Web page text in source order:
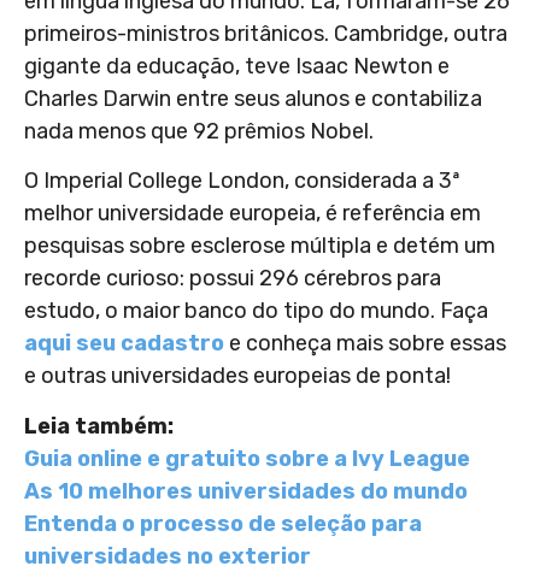
primeiros-ministros britânicos. Cambridge, outra
gigante da educação, teve Isaac Newton e
Charles Darwin entre seus alunos e contabiliza
nada menos que 92 prêmios Nobel.
O Imperial College London, considerada a 3ª
melhor universidade europeia, é referência em
pesquisas sobre esclerose múltipla e detém um
recorde curioso: possui 296 cérebros para
estudo, o maior banco do tipo do mundo. Faça
aqui seu cadastro e conheça mais sobre essas
e outras universidades europeias de ponta!
Leia também:
Guia online e gratuito sobre a Ivy League
As 10 melhores universidades do mundo
Entenda o processo de seleção para
universidades no exterior